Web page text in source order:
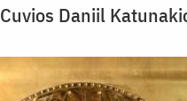
Daniil